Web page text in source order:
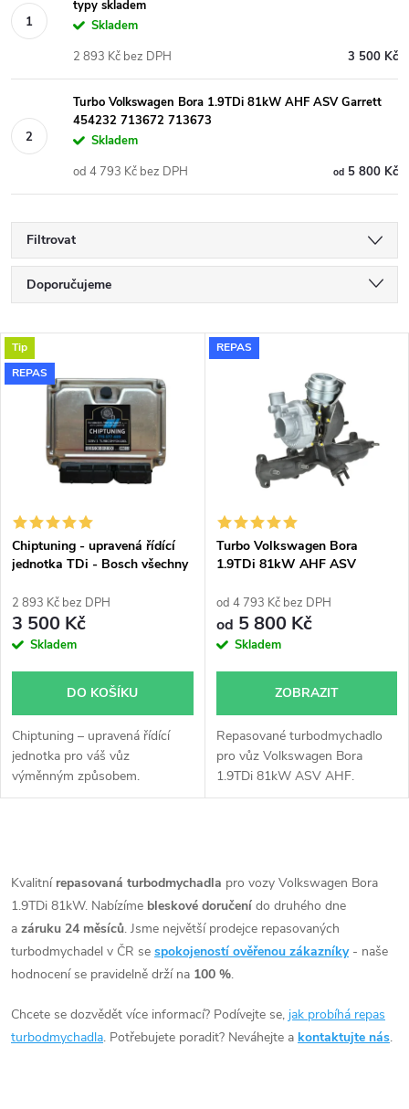
typy skladem
Skladem
3 500 Kč
2 893 Kč bez DPH
Turbo Volkswagen Bora 1.9TDi 81kW AHF ASV Garrett
454232 713672 713673
Skladem
od5 800 Kč
od 4 793 Kč bez DPH
Filtrovat
Ř
a
z
í
p
r
o
u
k
ů
Doporučujeme
Nejdražší
Nejprodávanější
V
ý
s
p
r
o
d
u
k
ů
Tip
REPAS
Chiptuning - upravená řídící
jednotka TDi - Bosch všechny
2 893 Kč bez DPH
3 500 Kč
Skladem
DO KOŠÍKU
Chiptuning – upravená řídící
jednotka pro váš vůz
výměnným způsobem.
REPAS
Turbo Volkswagen Bora
1.9TDi 81kW AHF ASV
713673
od 4 793 Kč bez DPH
od 5 800 Kč
Skladem
ZOBRAZIT
Repasované turbodmychadlo
pro vůz Volkswagen Bora
1.9TDi 81kW ASV AHF.
v
l
á
a
Kvalitní repasovaná turbodmychadla pro vozy Volkswagen Bora
1.9TDi 81kW. Nabízíme bleskové doručení do druhého dne
a záruku 24 měsíců. Jsme největší prodejce repasovaných
turbodmychadel v ČR se spokojeností ověřenou zákazníky - naše
hodnocení se pravidelně drží na 100 %.
Chcete se dozvědět více informací? Podívejte se, jak probíhá repas
turbodmychadla. Potřebujete poradit? Neváhejte a kontaktujte nás.